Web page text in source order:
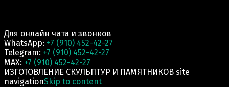
Для онлайн чата и звонков
WhatsApp: +7 (910) 452-42-27
Telegram: +7 (910) 452-42-27
MAX: +7 (910) 452-42-27
ИЗГОТОВЛЕНИЕ СКУЛЬПТУР И ПАМЯТНИКОВ site
navigationSkip to content